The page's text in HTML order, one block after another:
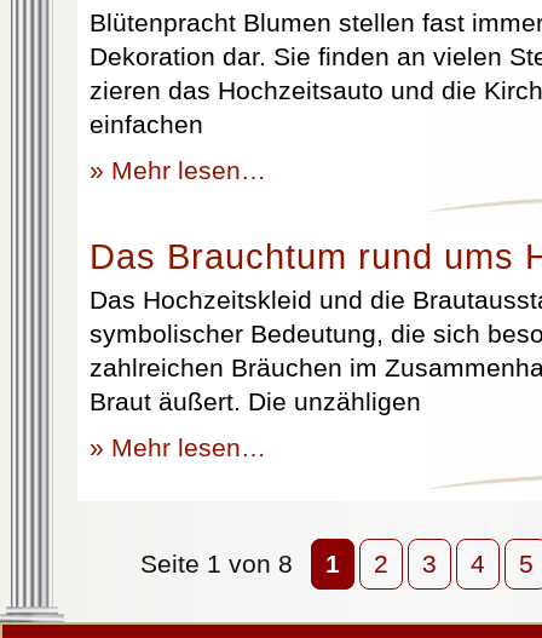
Blütenpracht Blumen stellen fast
Dekoration dar. Sie finden an vielen
zieren das Hochzeitsauto und die
einfachen
» Mehr lesen…
Das Brauchtum rund ums
Das Hochzeitskleid und die
symbolischer Bedeutung, die sich
zahlreichen Bräuchen im
Braut äußert. Die unzähligen
» Mehr lesen…
Seite 1 von 8 1 2 3 4 5